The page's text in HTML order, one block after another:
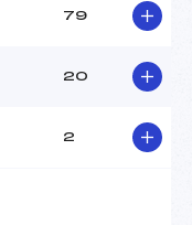
79
20
2